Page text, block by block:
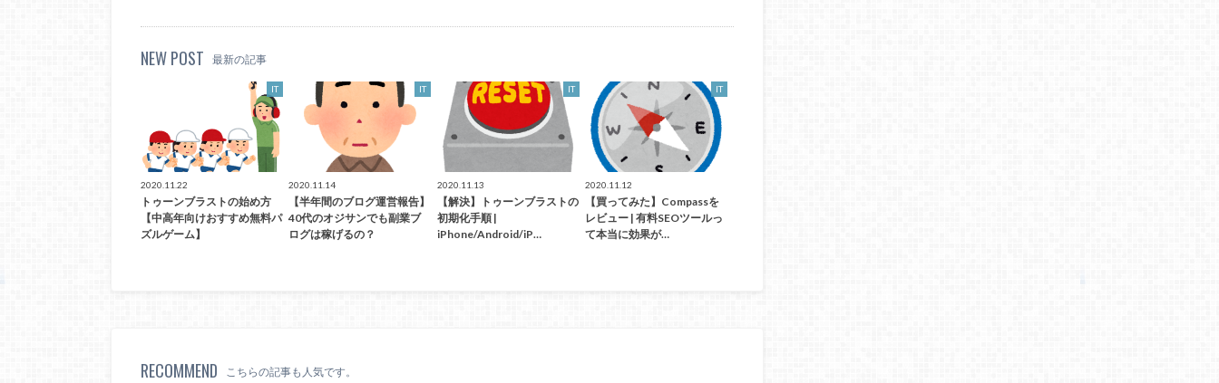
NEW POST 最新の記事
IT
2020.11.22
トゥーンブラストの始め方
【中高年向けおすすめ無料パ
ズルゲーム】
IT
2020.11.14
【半年間のブログ運営報告】
40代のオジサンでも副業ブ
ログは稼げるの？
IT
2020.11.13
【解決】トゥーンブラストの
初期化手順 |
iPhone/Android/iP…
IT
2020.11.12
【買ってみた】Compassを
レビュー | 有料SEOツールっ
て本当に効果が…
RECOMMEND こちらの記事も人気です。